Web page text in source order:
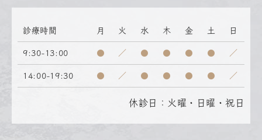
診療時間 月 火 水 木 金 土 日
9:30-13:00 ● ／ ● ● ● ● ／
14:00-19:30 ● ／ ● ● ● ● ／
休診日：火曜・日曜・祝日